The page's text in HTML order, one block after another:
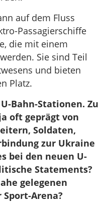
auf dem Fluss
Passagierschiffe
die mit einem
Sie sind Teil
und bieten
Platz.
Bahn-Stationen. Zu
oft geprägt von
Soldaten,
zur Ukraine
bei den neuen U-
Statements?
gelegenen
Arena?